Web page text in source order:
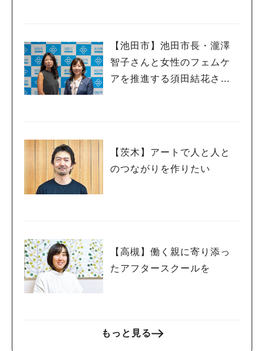
【池田市】池田市長・瀧澤
智子さんと女性のフェムケ
アを推進する須田結花さん
【茨木】アートで人と人と
のつながりを作りたい
【高槻】働く親に寄り添っ
たアフタースクールを
もっと見る